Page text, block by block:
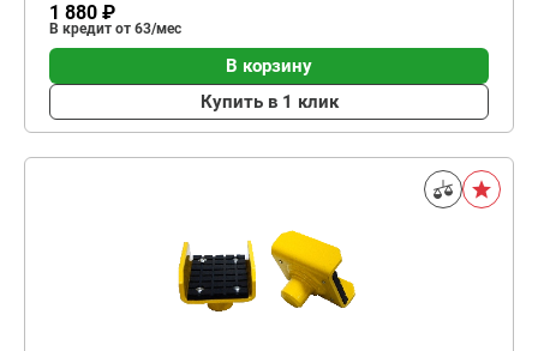
1 880 ₽
В кредит от 63/мес
В корзину
Купить в 1 клик